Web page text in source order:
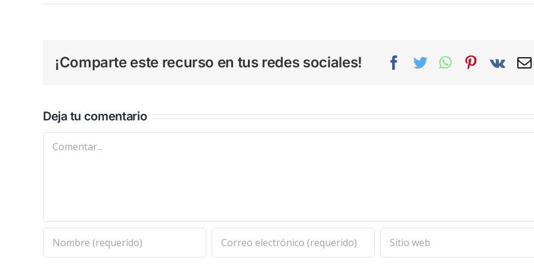
¡Comparte este recurso en tus redes sociales! Facebook
TwitterWhatsAppPinterest
Vk
Deja tu comentario
Comentar